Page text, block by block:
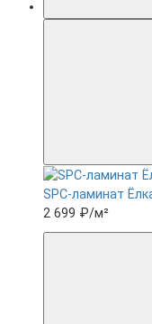
SPC-ламинат
2 699 ₽/м²